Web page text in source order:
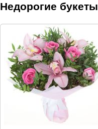
Недорогие букеты